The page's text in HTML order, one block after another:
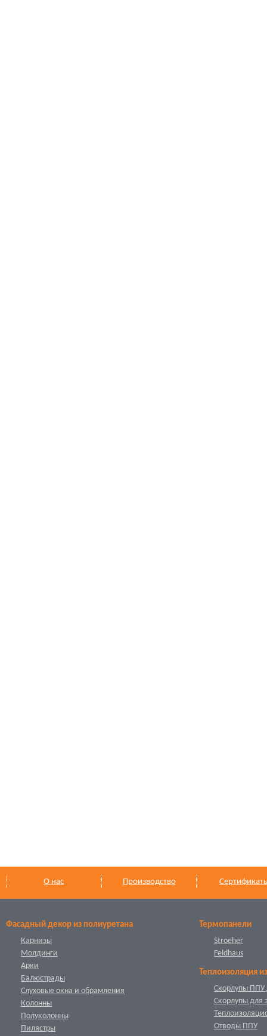
О нас Производство
Фасадный декор из полиуретана
Карнизы
Молдинги
Арки
Балюстрады
Слуховые окна и обрамления
Колонны
Полуколонны
Пилястры
Термопанели
Stroeher
Feldhaus
Теплоизоляция
Скорлупы ППУ
Скорлупы для
Отводы ППУ